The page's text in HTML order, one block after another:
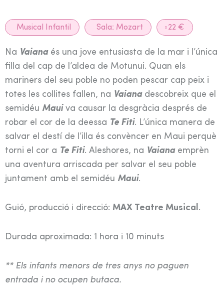
Musical Infantil Sala: Mozart 22 €
Na Vaianaés una jove entusiasta de la mar i l’única
filla del cap de l’aldea de Motunui. Quan els
mariners del seu poble no poden pescar cap peix i
totes les collites fallen, na Vaianadescobreix que el
semidéu Maui va causar la desgràcia després de
robar el cor de la deessa Te Fiti. L’única manera de
salvar el destí de l’illa és convèncer en Maui perquè
torni el cor a Te Fiti. Aleshores, na Vaianaemprèn
una aventura arriscada per salvar el seu poble
juntament amb el semidéu Maui.
Guió, producció i direcció: MAX Teatre Musical.
Durada aproximada: 1 hora i 10 minuts
** Els infants menors de tres anys no paguen
entrada i no ocupen butaca.